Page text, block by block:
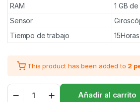
RAM
1 GB
Sensor
Tiempo de trabajo
15Horas
This product has been added to 2
quantity
Añadir al carrito